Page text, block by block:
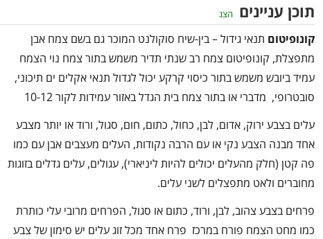
תוכן עניינים הצג
קונופיטום תנאי גידול – בין-שיח סוקולנט המוכר גם בשם צמח אבן
מתפצלת, קונופיטום צמח רב שנתי תדיר משמש בתור צמח נוי הצמח
עמיד ביובש משמש בתור כיסוי קרקע יכול לגדול תנאי אקלים ים תיכוני,
סובטרופי, מדברי או בתור צמח בית הגדל באזור עמידות לקור 10-12
עלים בצבע ירוק, אדום, לבן, כחול, כתום, חום, סגול, ורוד או יותר מצבע
אחד מבנה הצבע נקי או עם הרבה נקודות, העלים מעצבים אבן עם כמו
פה קטן (חלק מהעלים יכולים להיות ליניארי), עגולים, עלים גדלים בזוגות
מחוברים ולאט מתפצלים לשני עלים.
פרחים בצבע צהוב, לבן, ורוד, כתום או סגול, הפרחים מרובי עלי כותרת
כמו מחט הצמח פורח במרכז פרח אחד מכל זוג עלים יש סימון של צבע